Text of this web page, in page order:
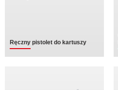
Ręczny pistolet do kartuszy